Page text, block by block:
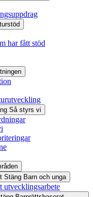
har fått stöd
Så styrs vi
Stäng Barn och unga
utvecklingsarbete